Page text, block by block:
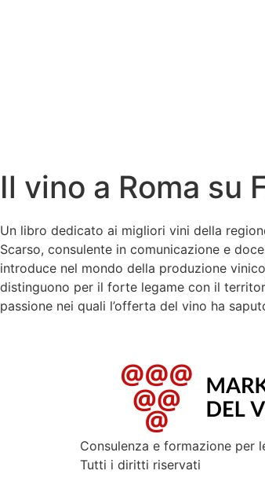
Il vino a Roma su
Un libro dedicato ai migliori vini della
Scarso, consulente in comunicazione e
introduce nel mondo della produzione
distinguono per il forte legame con il
passione nei quali l’offerta del vino ha
Consulenza e formazione per
Tutti i diritti riservati